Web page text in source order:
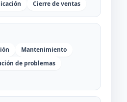
Cierre de ventas
Mantenimiento
de problemas